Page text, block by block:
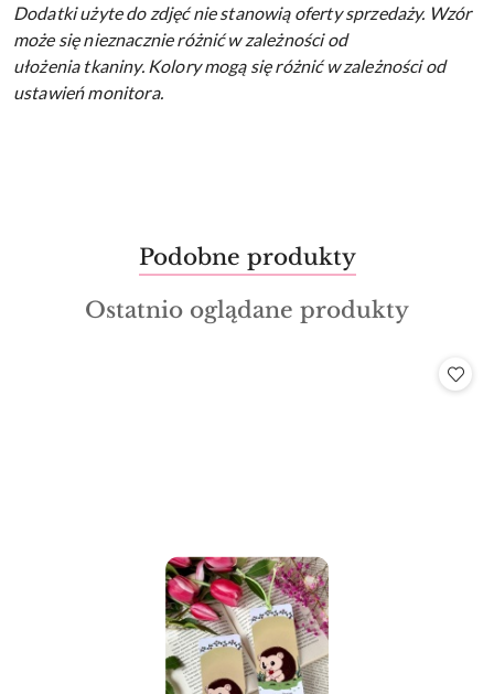
Dodatki użyte do zdjęć nie stanowią oferty sprzedaży. Wzór
może się nieznacznie różnić w zależności od
ułożenia tkaniny. Kolory mogą się różnić w zależności od
ustawień monitora.
Pomiń karuzelę produktów
Produkty
o
statusie:
Podobne produkty
Produkty
Ostatnio oglądane produkty